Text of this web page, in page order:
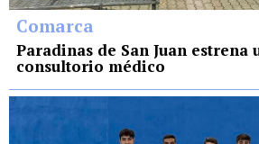
Comarca
Paradinas de San Juan estrena
consultorio médico